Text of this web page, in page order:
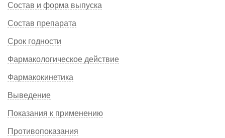
Состав и форма выпуска
Состав препарата
Срок годности
Фармакологическое действие
Фармакокинетика
Выведение
Показания к применению
Противопоказания